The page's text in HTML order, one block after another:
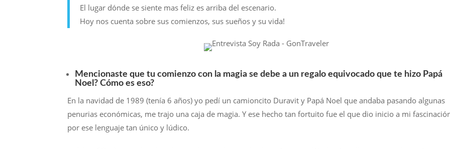
El lugar dónde se siente mas feliz es arriba del escenario.
Hoy nos cuenta sobre sus comienzos, sus sueños y su vida!
Mencionaste que tu comienzo con la magia se debe a un regalo equivocado que te hizo Papá
Noel? Cómo es eso?
En la navidad de 1989 (tenía 6 años) yo pedí un camioncito Duravit y Papá Noel que andaba pasando algunas
penurias económicas, me trajo una caja de magia. Y ese hecho tan fortuito fue el que dio inicio a mi
por ese lenguaje tan único y lúdico.